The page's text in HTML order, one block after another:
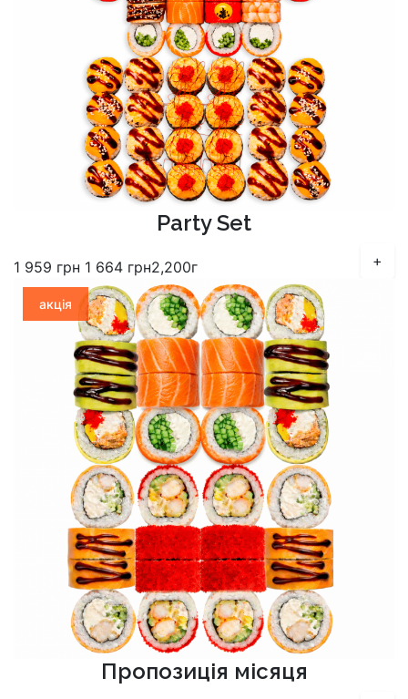
Party Set
1 959 грн 1 664 грн2,200г +
акція
Пропозиція місяця